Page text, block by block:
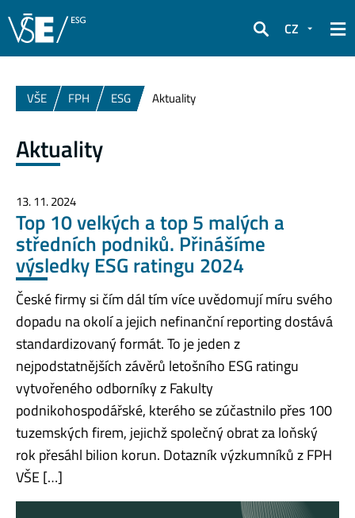
Hledat
CZ
VŠE FPH ESG Aktuality
Aktuality
13. 11. 2024
Top 10 velkých a top 5 malých a
středních podniků. Přinášíme
výsledky ESG ratingu 2024
České firmy si čím dál tím více uvědomují míru svého
dopadu na okolí a jejich nefinanční reporting dostává
standardizovaný formát. To je jeden z
nejpodstatnějších závěrů letošního ESG ratingu
vytvořeného odborníky z Fakulty
podnikohospodářské, kterého se zúčastnilo přes 100
tuzemských firem, jejichž společný obrat za loňský
rok přesáhl bilion korun. Dotazník výzkumníků z FPH
VŠE […]